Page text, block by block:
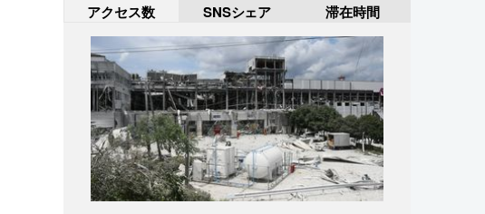
アクセス数 SNSシェア 滞在時間